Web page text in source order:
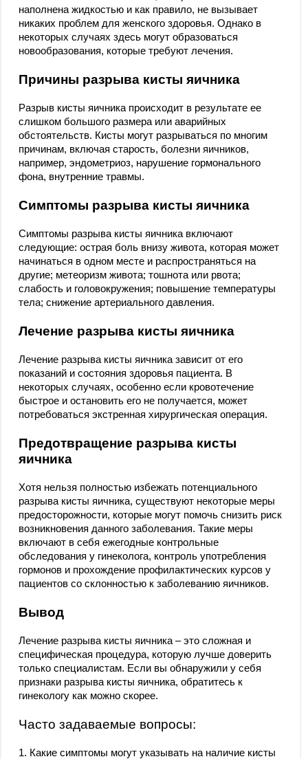
наполнена жидкостью и как правило, не вызывает
никаких проблем для женского здоровья. Однако в
некоторых случаях здесь могут образоваться
новообразования, которые требуют лечения.
Причины разрыва кисты яичника
Разрыв кисты яичника происходит в результате ее
слишком большого размера или аварийных
обстоятельств. Кисты могут разрываться по многим
причинам, включая старость, болезни яичников,
например, эндометриоз, нарушение гормонального
фона, внутренние травмы.
Симптомы разрыва кисты яичника
Симптомы разрыва кисты яичника включают
следующие: острая боль внизу живота, которая может
начинаться в одном месте и распространяться на
другие; метеоризм живота; тошнота или рвота;
слабость и головокружения; повышение температуры
тела; снижение артериального давления.
Лечение разрыва кисты яичника
Лечение разрыва кисты яичника зависит от его
показаний и состояния здоровья пациента. В
некоторых случаях, особенно если кровотечение
быстрое и остановить его не получается, может
потребоваться экстренная хирургическая операция.
Предотвращение разрыва кисты
яичника
Хотя нельзя полностью избежать потенциального
разрыва кисты яичника, существуют некоторые меры
предосторожности, которые могут помочь снизить риск
возникновения данного заболевания. Такие меры
включают в себя ежегодные контрольные
обследования у гинеколога, контроль употребления
гормонов и прохождение профилактических курсов у
пациентов со склонностью к заболеванию яичников.
Вывод
Лечение разрыва кисты яичника – это сложная и
специфическая процедура, которую лучше доверить
только специалистам. Если вы обнаружили у себя
признаки разрыва кисты яичника, обратитесь к
гинекологу как можно скорее.
Часто задаваемые вопросы:
1. Какие симптомы могут указывать на наличие кисты